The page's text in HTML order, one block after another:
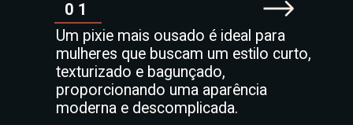
01
Um pixie mais ousado é ideal para
mulheres que buscam um estilo curto,
texturizado e bagunçado,
proporcionando uma aparência
moderna e descomplicada.